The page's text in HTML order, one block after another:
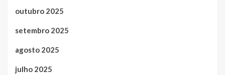
outubro 2025
setembro 2025
agosto 2025
julho 2025